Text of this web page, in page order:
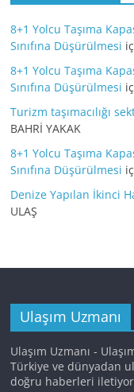
8+1 Yolcu Taşıma
Sınıfına Düşürülmesi
8+1 Yolcu Taşıma
Sınıfına Düşürülmesi
Turizm taşımacılığı
BAHRİ YAKAK
8+1 Yolcu Taşıma
Sınıfına Düşürülmesi
Denize Yapılan İkinci
ULAŞ
Ulaşım Uzmanı
Ulaşım Uzmanı -
Türkiye ve dünyadan
doğru haberleri